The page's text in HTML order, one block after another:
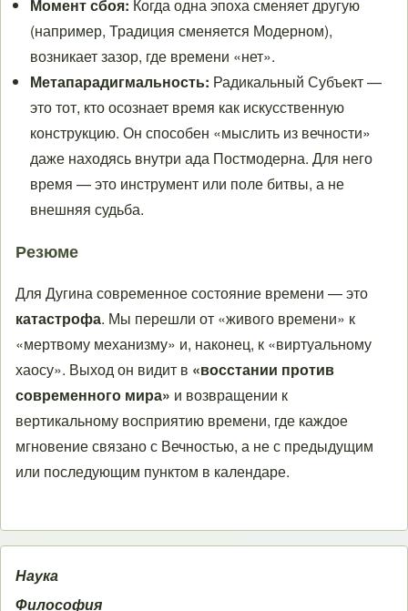
Момент сбоя: Когда одна эпоха сменяет другую
(например, Традиция сменяется Модерном),
возникает зазор, где времени «нет».
Метапарадигмальность: Радикальный Субъект —
это тот, кто осознает время как искусственную
конструкцию. Он способен «мыслить из вечности»
даже находясь внутри ада Постмодерна. Для него
время — это инструмент или поле битвы, а не
внешняя судьба.
Резюме
Для Дугина современное состояние времени — это
катастрофа. Мы перешли от «живого времени» к
«мертвому механизму» и, наконец, к «виртуальному
хаосу». Выход он видит в «восстании против
современного мира» и возвращении к
вертикальному восприятию времени, где каждое
мгновение связано с Вечностью, а не с предыдущим
или последующим пунктом в календаре.
Наука
Философия